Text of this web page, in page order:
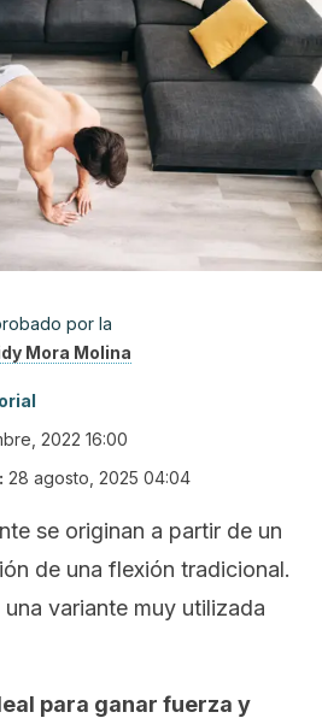
por la
Mora Molina
2022 16:00
28 agosto, 2025 04:04
se originan a partir de un
de una flexión tradicional.
variante muy utilizada
para ganar fuerza y